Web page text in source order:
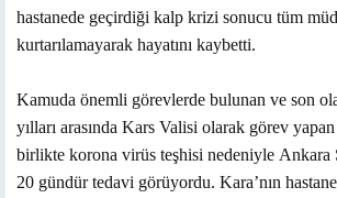
hastanede geçirdiği kalp krizi sonucu tüm
kurtarılamayarak hayatını kaybetti.
Kamuda önemli görevlerde bulunan ve son
yılları arasında Kars Valisi olarak görev
birlikte korona virüs teşhisi nedeniyle Ankara
20 gündür tedavi görüyordu. Kara’nın